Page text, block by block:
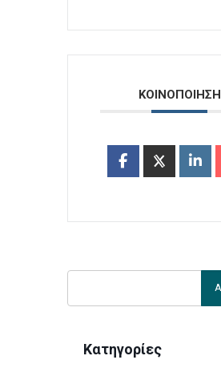
ΚΟΙΝΟΠΟΙΗΣΗ
Κατηγορίες